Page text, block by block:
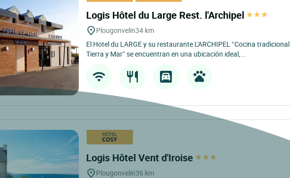
Logis Hôtel du Large Rest. l'Archipel
Plougonvelin34 km
El Hotel du LARGE y su restaurante L'ARCHIPEL “Cocina tradicional
Tierra y Mar” se encuentran en una ubicación ideal,...
Logis Hôtel Vent d'Iroise
Plougonvelin36 km